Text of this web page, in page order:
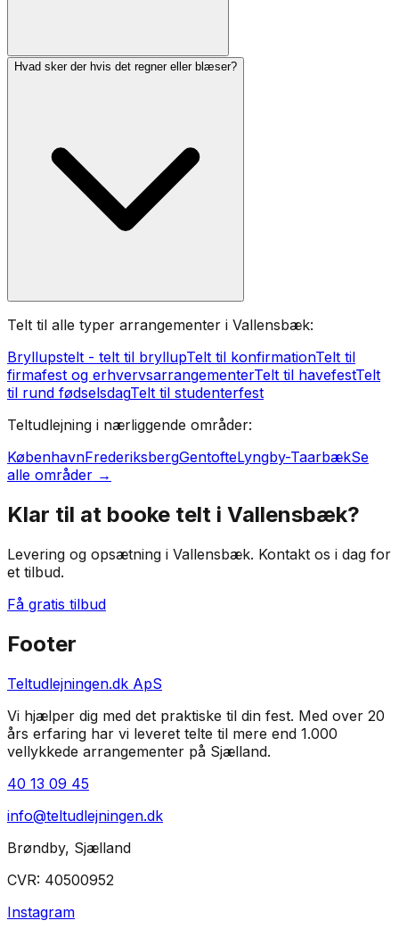
Hvad sker der hvis det regner eller blæser?
Telt til alle typer arrangementer i Vallensbæk:
Bryllupstelt - telt til bryllupTelt til konfirmationTelt til
firmafest og erhvervsarrangementerTelt til havefestTelt
til rund fødselsdagTelt til studenterfest
Teltudlejning i nærliggende områder:
KøbenhavnFrederiksbergGentofteLyngby-TaarbækSe
alle områder →
Klar til at booke telt i Vallensbæk?
Levering og opsætning i Vallensbæk. Kontakt os i dag for
et tilbud.
Få gratis tilbud
Footer
Teltudlejningen.dk ApS
Vi hjælper dig med det praktiske til din fest. Med over 20
års erfaring har vi leveret telte til mere end 1.000
vellykkede arrangementer på Sjælland.
40 13 09 45
info@teltudlejningen.dk
Brøndby, Sjælland
CVR: 40500952
Instagram